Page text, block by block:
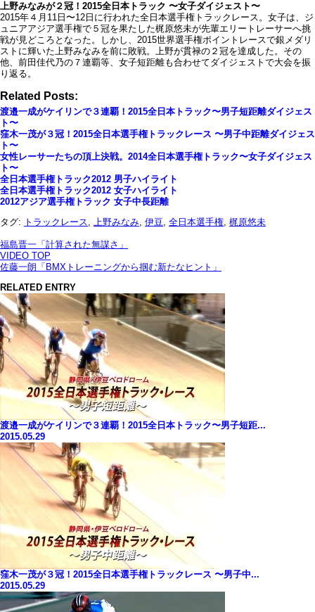
上野みなみが２冠！2015全日本トラック 〜女子ダイジェスト〜
2015年４月11日〜12日に行われた全日本選手権トラックレース。女子は、ジ
ュニアアジア選手権で５冠を果たした梶原悠未が先輩エリートレーサーへ挑
戦が見どころとなった。しかし、2015世界選手権ポイントレースで銀メダリ
ストに輝いた上野みなみを前に敗戦。上野が貫禄の２冠を達成した。その
他、前田佳代乃の７連覇等、女子短距離も合わせてダイジェストで大会を振
り返る。
Related Posts:
渡邉一成がケイリンで３連覇！2015全日本トラック〜男子短距離ダイジェス
ト〜
窪木一茂が３冠！2015全日本選手権トラックレース 〜男子中距離ダイジェス
ト〜
女性レーサーたちの頂上決戦。2014全日本選手権トラック〜女子ダイジェス
ト〜
全日本選手権トラック2012 男子ハイライト
全日本選手権トラック2012 女子ハイライト
2012アジア選手権トラック 女子中長距離
タグ: トラックレース, 上野みなみ, 伊豆, 全日本選手権, 梶原悠未
福島晋一「計算された無謀さ」
VIDEO TOP
佐藤一朗「BMXトレーニングから掴む新たなヒント」
RELATED ENTRY
渡邉一成がケイリンで３連覇！2015全日本トラック〜男子短距...
2015.05.29
窪木一茂が３冠！2015全日本選手権トラックレース 〜男子中...
2015.05.29